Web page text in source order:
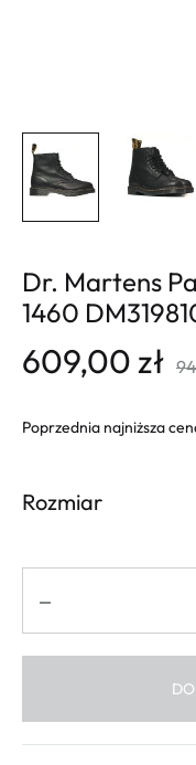
Dr. Martens
1460
609,00zł
Poprzednia najniższa
Rozmiar